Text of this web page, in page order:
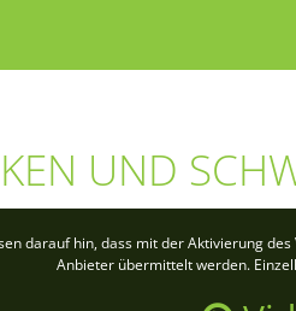
UND
darauf hin, dass mit der Aktivierung
Anbieter übermittelt werden.